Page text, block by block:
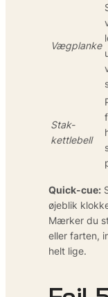
Vægplanke
Stak-
kettlebell
Quick-cue:
øjeblik
Mærker du
eller farten,
helt lige.